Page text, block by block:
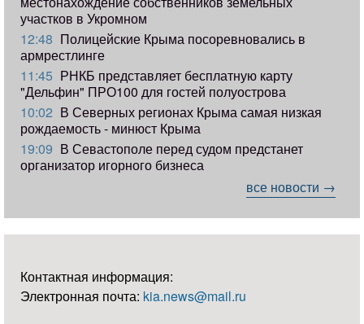
участков в Укромном
12:48 Полицейские Крыма посоревновались в
армрестлинге
11:45 РНКБ представляет бесплатную карту
"Дельфин" ПРО100 для гостей полуострова
10:02 В Северных регионах Крыма самая низкая
рождаемость - минюст Крыма
19:09 В Севастополе перед судом предстанет
организатор игорного бизнеса
все новости →
Контактная информация:
Электронная почта: kia.news@mail.ru